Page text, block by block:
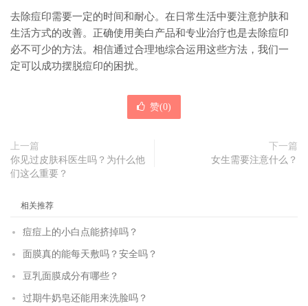
去除痘印需要一定的时间和耐心。在日常生活中要注意护肤和
生活方式的改善。正确使用美白产品和专业治疗也是去除痘印
必不可少的方法。相信通过合理地综合运用这些方法，我们一
定可以成功摆脱痘印的困扰。
赞(0)
上一篇
你见过皮肤科医生吗？为什么他
们这么重要？
下一篇
女生需要注意什么？
相关推荐
痘痘上的小白点能挤掉吗？
面膜真的能每天敷吗？安全吗？
豆乳面膜成分有哪些？
过期牛奶皂还能用来洗脸吗？